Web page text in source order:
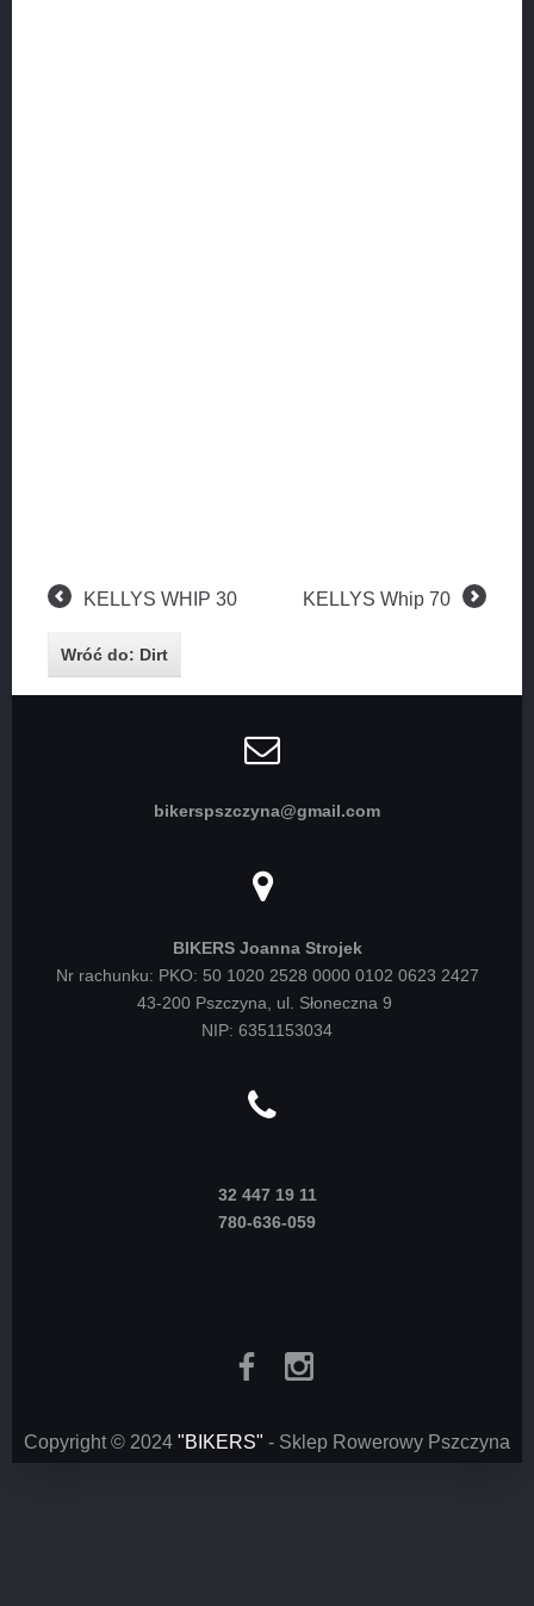
KELLYS Whip 70
KELLYS WHIP 30
Wróć do: Dirt
bikerspszczyna@gmail.com
BIKERS Joanna Strojek
Nr rachunku: PKO: 50 1020 2528 0000 0102 0623 2427
43-200 Pszczyna, ul. Słoneczna 9
NIP: 6351153034
32 447 19 11
780-636-059
Copyright © 2024 "BIKERS" - Sklep Rowerowy Pszczyna